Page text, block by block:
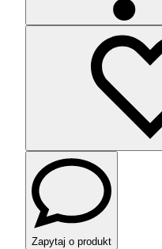
Zapytaj o produkt